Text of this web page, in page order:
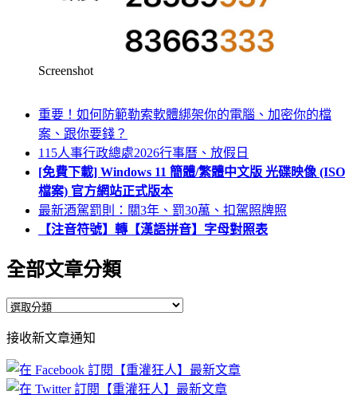
Screenshot
重要！如何防範勒索軟體綁架你的電腦、加密你的檔
案、跟你要錢？
115人事行政總處2026行事曆、放假日
[免費下載] Windows 11 簡體/繁體中文版 光碟映像 (ISO
檔案) 官方網站正式版本
最新酒駕罰則：關3年、罰30萬、扣駕照牌照
【注音符號】轉【漢語拼音】字母對照表
全部文章分類
全
文
章
分
接收新文章通知